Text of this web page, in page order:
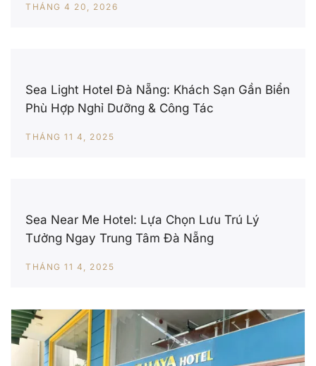
THÁNG 4 20, 2026
Sea Light Hotel Đà Nẵng: Khách Sạn Gần Biển
Phù Hợp Nghỉ Dưỡng & Công Tác
THÁNG 11 4, 2025
Sea Near Me Hotel: Lựa Chọn Lưu Trú Lý
Tưởng Ngay Trung Tâm Đà Nẵng
THÁNG 11 4, 2025